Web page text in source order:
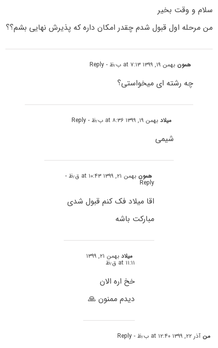
سلام و وقت بخیر
من مرحله اول قبول شدم چقدر امکان داره که پذیرش نهایی بشم؟؟
همون بهمن ۱۹, ۱۳۹۹ at ۷:۱۳ ب٫ظ - Reply
چه رشته ای میخواستی؟
میلادبهمن ۱۹, ۱۳۹۹ at ۸:۳۶ ب٫ظ - Reply
شیمی
همون بهمن ۲۱, ۱۳۹۹ at ۱۰:۴۳ ق٫ظ -
Reply
اقا میلاد فک کنم قبول شدی
مبارکت باشه
میلاد بهمن ۲۱, ۱۳۹۹
at ۱۱:۱۱ ق٫ظ
خخ اره الان
دیدم ممنون 🙏
من آذر ۲۲, ۱۳۹۹ at ۱۲:۴۰ ب٫ظ - Reply